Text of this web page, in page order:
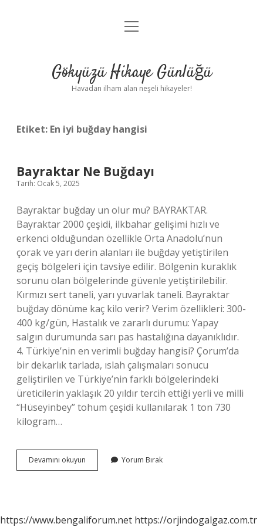
Anasayfa
Yasal Uyarı
menüyü
Gökyüzü Hikaye Günlüğü
Havadan ilham alan neşeli hikayeler!
Etiket: En iyi buğday hangisi
Bayraktar Ne Buğdayı
Tarih: Ocak 5, 2025
Bayraktar buğday un olur mu? BAYRAKTAR.
Bayraktar 2000 çeşidi, ilkbahar gelişimi hızlı ve
erkenci olduğundan özellikle Orta Anadolu’nun
çorak ve yarı derin alanları ile buğday yetiştirilen
geçiş bölgeleri için tavsiye edilir. Bölgenin kuraklık
sorunu olan bölgelerinde güvenle yetiştirilebilir.
Kırmızı sert taneli, yarı yuvarlak taneli. Bayraktar
buğday dönüme kaç kilo verir? Verim özellikleri: 300-
400 kg/gün, Hastalık ve zararlı durumu: Yapay
salgın durumunda sarı pas hastalığına dayanıklıdır.
4. Türkiye’nin en verimli buğday hangisi? Çorum’da
bir dekarlık tarlada, ıslah çalışmaları sonucu
geliştirilen ve Türkiye’nin farklı bölgelerindeki
üreticilerin yaklaşık 20 yıldır tercih ettiği yerli ve milli
“Hüseyinbey” tohum çeşidi kullanılarak 1 ton 730
kilogram…
Devamını okuyun Bayraktar
Ne
Yorum Bırak
https://www.bengaliforum.net https://orjindogalgaz.com.tr